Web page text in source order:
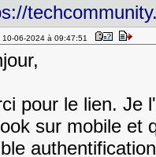
10-06-2024 à 09:47:51
pour le lien. Je
sur mobile et